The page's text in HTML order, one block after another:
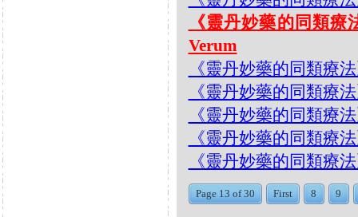
《靈丹妙藥的同類
Verum
《靈丹妙藥的同類療
《靈丹妙藥的同類療
《靈丹妙藥的同類療
《靈丹妙藥的同類療
《靈丹妙藥的同類療
Page 13 of 30 First 8 9